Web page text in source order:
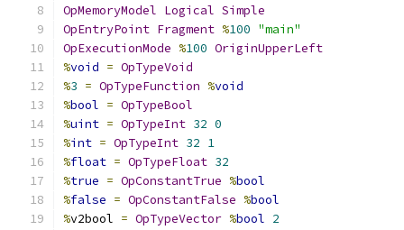
OpMemoryModel Logical Simple
OpEntryPoint Fragment %100 "main"
OpExecutionMode %100 OriginUpperLeft
%void = OpTypeVoid
%3 = OpTypeFunction %void
%bool = OpTypeBool
%uint = OpTypeInt 32 0
%int = OpTypeInt 32 1
%float = OpTypeFloat 32
%true = OpConstantTrue %bool
%false = OpConstantFalse %bool
%v2bool = OpTypeVector %bool 2